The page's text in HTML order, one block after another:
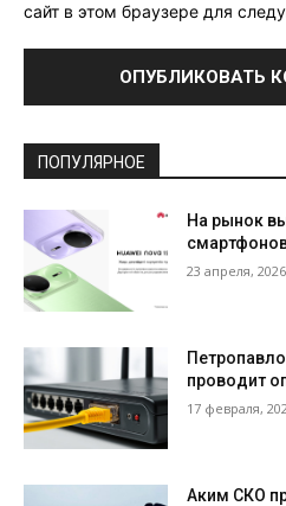
сайт в этом браузере для
ПОПУЛЯРНОЕ
На рынок
23 апреля, 2026
проводит
17 февраля,
Аким СКО